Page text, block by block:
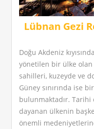
Lübnan Gezi
Doğu Akdeniz
yönetilen bir ülke olan
sahilleri, kuzeyde ve
Güney sınırında ise
bulunmaktadır.
dayanan ülkenin
önemli